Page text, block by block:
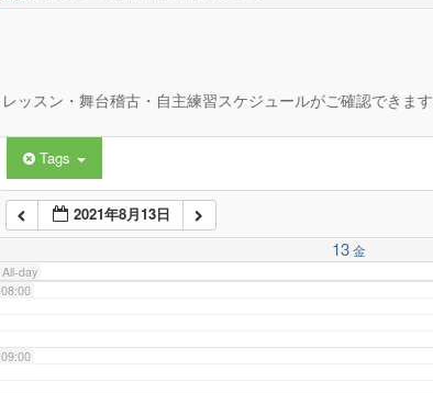
レッスン・舞台稽古・自主練習スケジュールがご確認できます
Tags
2021年8月13日
13 金
All-day
05:00
06:00
07:00
08:00
09:00